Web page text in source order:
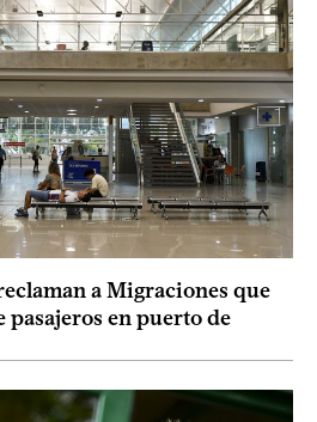
a Migraciones que
pasajeros en puerto de